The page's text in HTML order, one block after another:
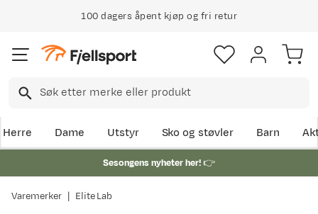
100 dagers åpent kjøp og fri retur
Herre Dame Utstyr Sko og støvler Barn
Sesongens nyheter her!👉
Varemerker Elite Lab